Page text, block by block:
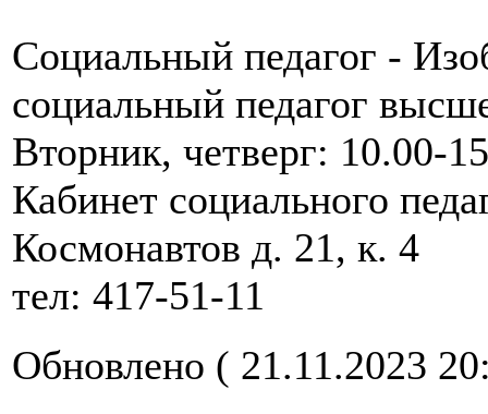
Социальный педагог -
социальный педагог
Вторник, четверг: 10.00-
Кабинет социального
Космонавтов д. 21, к. 4
тел: 417-51-11
Обновлено ( 21.11.2023